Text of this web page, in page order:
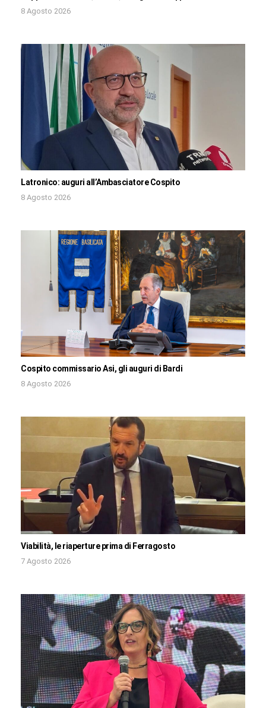
8 Agosto 2026
Latronico: auguri all’Ambasciatore Cospito
8 Agosto 2026
Cospito commissario Asi, gli auguri di Bardi
8 Agosto 2026
Viabilità, le riaperture prima di Ferragosto
7 Agosto 2026